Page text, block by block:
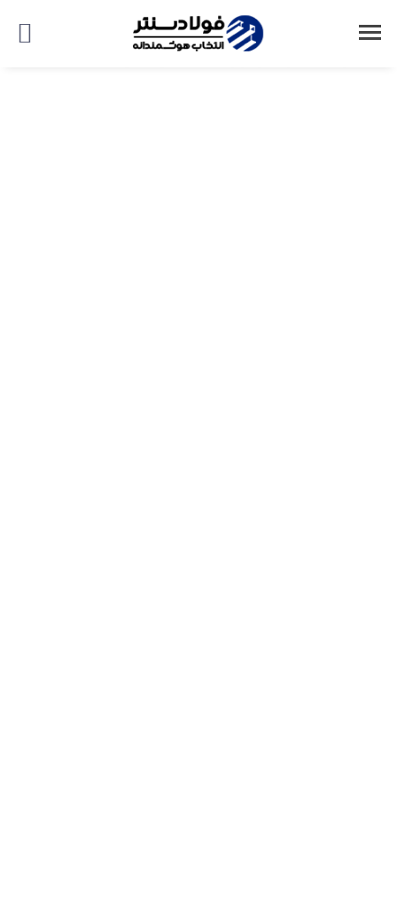
صفحه اصلی اتاق خبر
اقتصاد
تاثیر آینده صادرات بر بازار داخلی محصولات فولادی